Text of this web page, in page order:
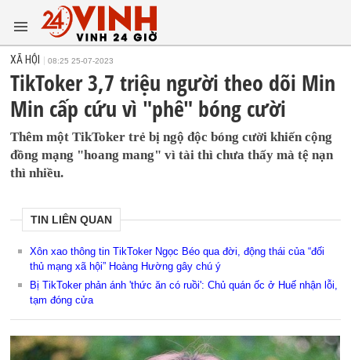
XÃ HỘI 08:25 25-07-2023
TikToker 3,7 triệu người theo dõi Min
Min cấp cứu vì "phê" bóng cười
Thêm một TikToker trẻ bị ngộ độc bóng cười khiến cộng
đồng mạng "hoang mang" vì tài thì chưa thấy mà tệ nạn
thì nhiều.
TIN LIÊN QUAN
Xôn xao thông tin TikToker Ngọc Béo qua đời, động thái của “đối
thủ mạng xã hội” Hoàng Hường gây chú ý
Bị TikToker phản ánh 'thức ăn có ruồi': Chủ quán ốc ở Huế nhận lỗi,
tạm đóng cửa